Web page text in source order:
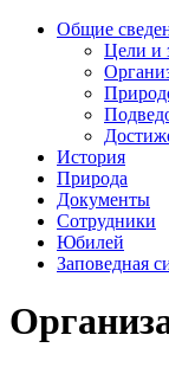
Общие
Цели и
История
Природа
Документы
Сотрудники
Юбилей
Заповедная